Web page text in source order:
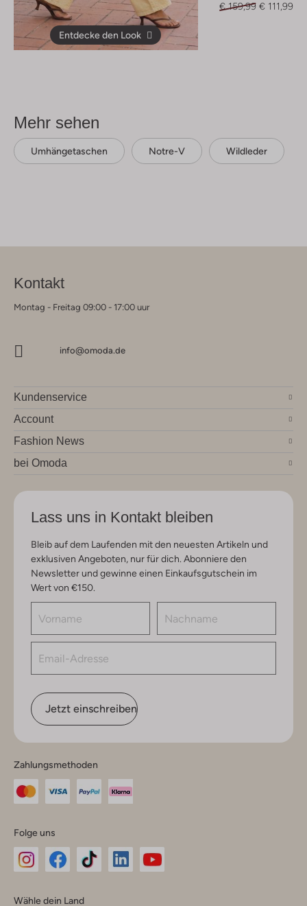
Entdecke den Look
€ 159,99 € 111,99
Mehr sehen
Umhängetaschen Notre-V Wildleder
Kontakt
Montag - Freitag 09:00 - 17:00 uur
info@omoda.de
Kundenservice
Account
Fashion News
bei Omoda
Lass uns in Kontakt bleiben
Bleib auf dem Laufenden mit den neuesten Artikeln und
exklusiven Angeboten, nur für dich. Abonniere den
Newsletter und gewinne einen Einkaufsgutschein im
Wert von €150.
Jetzt einschreiben
Zahlungsmethoden
Folge uns
Wähle dein Land